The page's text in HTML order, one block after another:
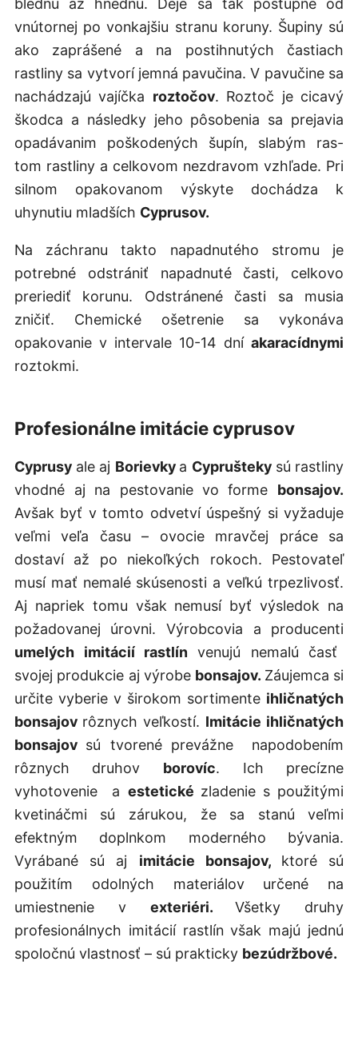
blednú až hnednú. Deje sa tak postupne od
vnútornej po vonkajšiu stranu koruny. Šupiny sú
ako zaprášené a na postihnutých častiach
rastliny sa vytvorí jemná pavučina. V pavučine sa
nachádzajú vajíčka roztočov. Roztoč je cicavý
škodca a následky jeho pôsobenia sa prejavia
opadávanim poškodených šupín, slabým ras-
tom rastliny a celkovom nezdravom vzhľade. Pri
silnom opakovanom výskyte dochádza k
uhynutiu mladších Cyprusov.
Na záchranu takto napadnutého stromu je
potrebné odstrániť napadnuté časti, celkovo
preriediť korunu. Odstránené časti sa musia
zničiť. Chemické ošetrenie sa vykonáva
opakovanie v intervale 10-14 dníakaracídnymi
roztokmi.
Profesionálne imitácie cyprusov
Cyprusy ale aj Borievky a Cyprušteky sú rastliny
vhodné aj na pestovanie vo forme bonsajov.
Avšak byť v tomto odvetví úspešný si vyžaduje
veľmi veľa času – ovocie mravčej práce sa
dostaví až po niekoľkých rokoch. Pestovateľ
musí mať nemalé skúsenosti a veľkú trpezlivosť.
Aj napriek tomu však nemusí byť výsledok na
požadovanej úrovni. Výrobcovia a producenti
umelých imitácií rastlín venujú nemalú časť
svojej produkcie aj výrobe bonsajov. Záujemca si
určite vyberie v širokom sortimente ihličnatých
bonsajov rôznych veľkostí. Imitácie ihličnatých
bonsajov sú tvorené prevážne napodobením
rôznych druhov borovíc. Ich precízne
vyhotovenie a estetické zladenie s použitými
kvetináčmi sú zárukou, že sa stanú veľmi
efektným doplnkom moderného bývania.
Vyrábané sú aj imitácie bonsajov, ktoré sú
použitím odolných materiálov určené na
umiestnenie v exteriéri.Všetky druhy
profesionálnych imitácií rastlín však majú jednú
spoločnú vlastnosť – sú prakticky bezúdržbové.